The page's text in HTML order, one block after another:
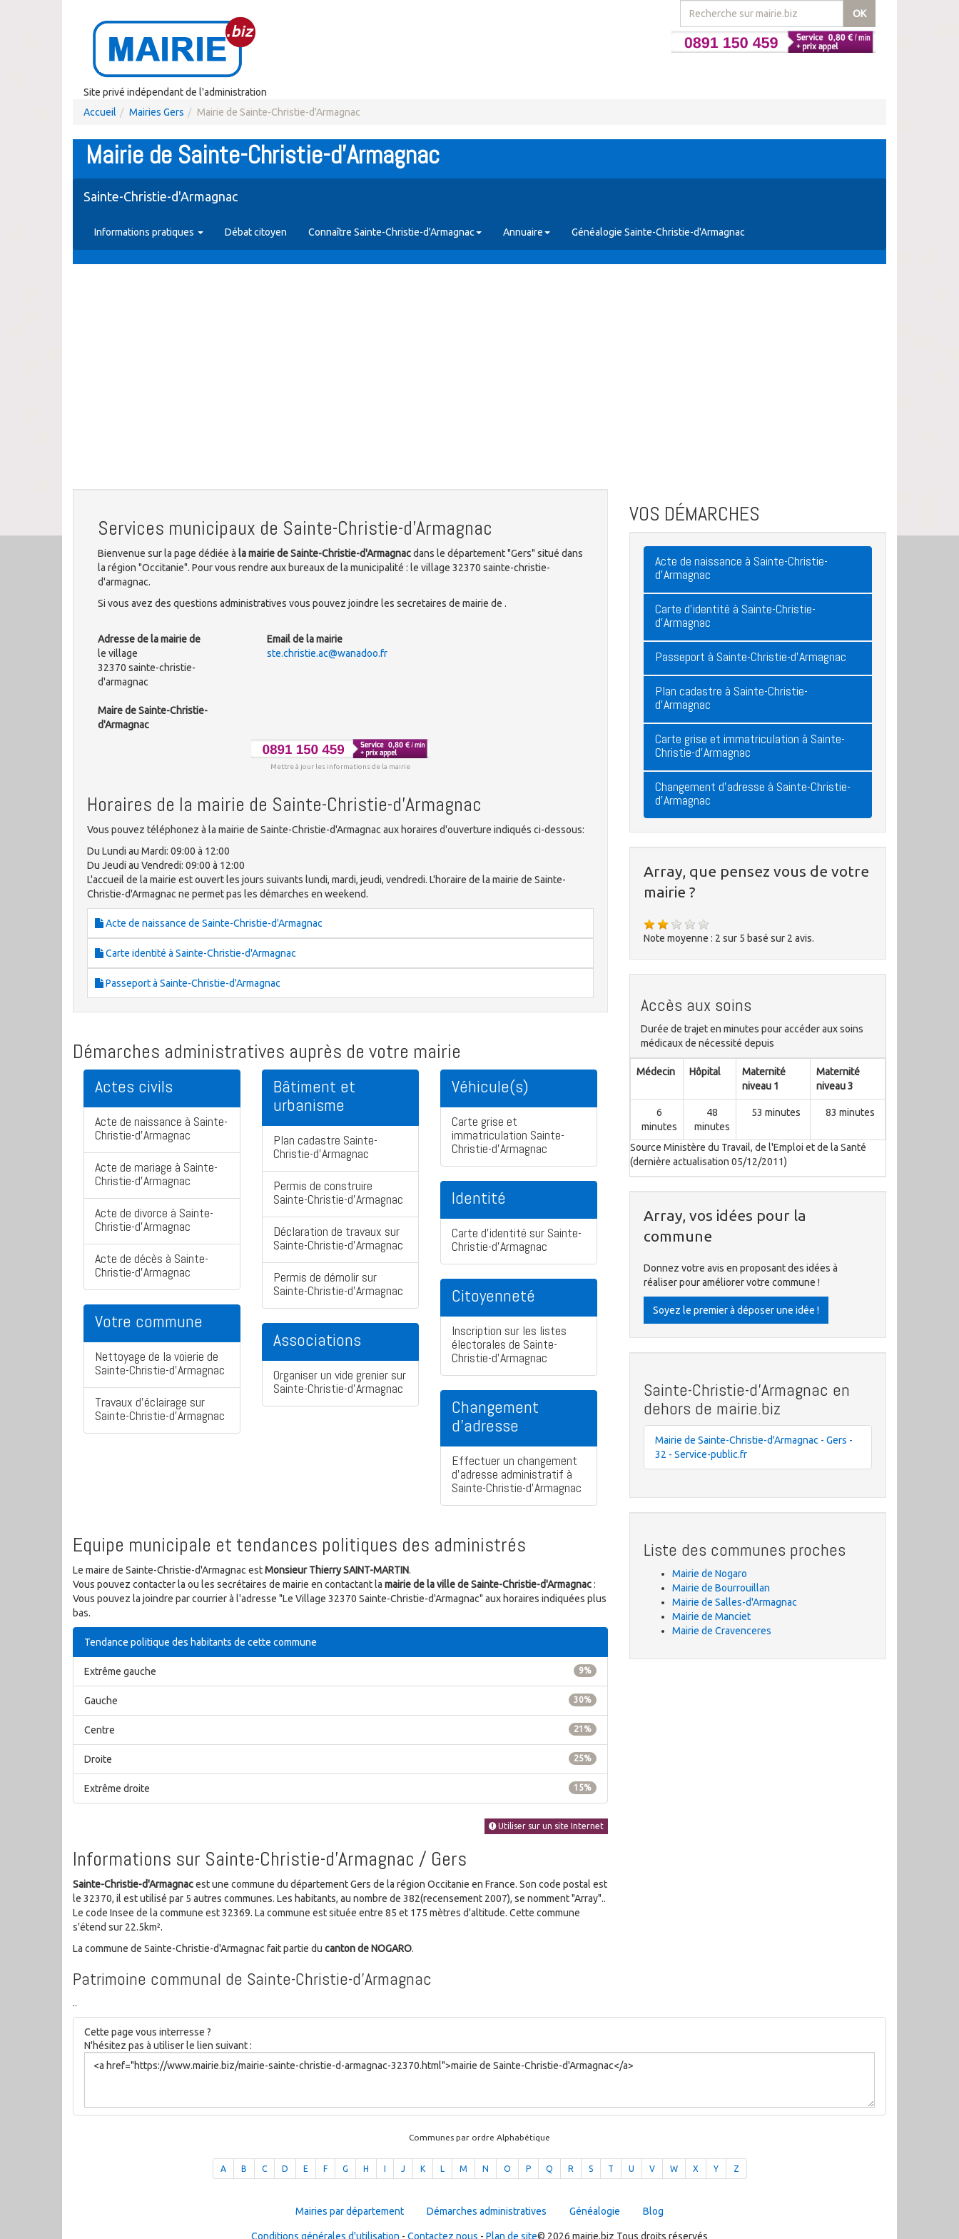
OK
Site privé indépendant de l'administration
Accueil
Mairies Gers Mairie de Sainte-Christie-d'Armagnac
Mairie de Sainte-Christie-d'Armagnac
Sainte-Christie-d'Armagnac
Informations pratiques Débat citoyen Connaître Sainte-Christie-d'Armagnac Annuaire Généalogie Sainte-Christie-d'Armagnac
Services municipaux de Sainte-Christie-d'Armagnac
Bienvenue sur la page dédiée à la mairie de Sainte-Christie-d'Armagnacdans le département "Gers" situé dans
la région "Occitanie". Pour vous rendre aux bureaux de la municipalité : le village 32370 sainte-christie-
d'armagnac.
Si vous avez des questions administratives vous pouvez joindre les secretaires de mairie de .
Adresse de la mairie de
le village
32370 sainte-christie-
d'armagnac
Maire de Sainte-Christie-
d'Armagnac
Email de la mairie
ste.christie.ac@wanadoo.fr
Mettre à jour les informations de la mairie
Horaires de la mairie de Sainte-Christie-d'Armagnac
Vous pouvez téléphonez à la mairie de Sainte-Christie-d'Armagnac aux horaires d'ouverture indiqués ci-dessous:
Du Lundi au Mardi: 09:00 à 12:00
Du Jeudi au Vendredi: 09:00 à 12:00
L'accueil de la mairie est ouvert les jours suivants lundi, mardi, jeudi, vendredi. L'horaire de la mairie de Sainte-
Christie-d'Armagnac ne permet pas les démarches en weekend.
Acte de naissance de Sainte-Christie-d'Armagnac
Carte identité à Sainte-Christie-d'Armagnac
Passeport à Sainte-Christie-d'Armagnac
Démarches administratives auprès de votre mairie
Actes civils
Acte de naissance à Sainte-
Christie-d'Armagnac
Acte de mariage à Sainte-
Christie-d'Armagnac
Acte de divorce à Sainte-
Christie-d'Armagnac
Acte de décès à Sainte-
Christie-d'Armagnac
Votre commune
Nettoyage de la voierie de
Sainte-Christie-d'Armagnac
Travaux d'éclairage sur
Sainte-Christie-d'Armagnac
Bâtiment et
urbanisme
Plan cadastre Sainte-
Christie-d'Armagnac
Permis de construire
Sainte-Christie-d'Armagnac
Déclaration de travaux sur
Sainte-Christie-d'Armagnac
Permis de démolir sur
Sainte-Christie-d'Armagnac
Associations
Organiser un vide grenier sur
Sainte-Christie-d'Armagnac
Véhicule(s)
Carte grise et
immatriculation Sainte-
Christie-d'Armagnac
Identité
Carte d'identité sur Sainte-
Christie-d'Armagnac
Citoyenneté
Inscription sur les listes
électorales de Sainte-
Christie-d'Armagnac
Changement
d'adresse
Effectuer un changement
d'adresse administratif à
Sainte-Christie-d'Armagnac
Equipe municipale et tendances politiques des administrés
Le maire de Sainte-Christie-d'Armagnac estMonsieur Thierry SAINT-MARTIN.
Vous pouvez contacter la ou les secrétaires de mairie en contactant la mairie de la ville de Sainte-Christie-d'Armagnac:
Vous pouvez la joindre par courrier à l'adresse "Le Village 32370 Sainte-Christie-d'Armagnac" aux horaires indiquées plus
bas.
Tendance politique des habitants de cette commune
9%
Extrême gauche
30%
Gauche
21%
Centre
25%
Droite
15%
Extrême droite
Utiliser sur un site Internet
Informations sur Sainte-Christie-d'Armagnac / Gers
Sainte-Christie-d'Armagnacest une commune du département Gers de la région Occitanie en France. Son code postal est
le 32370, il est utilisé par 5 autres communes. Les habitants, au nombre de 382(recensement 2007), se nomment "Array"..
Le code Insee de la commune est 32369. La commune est située entre 85 et 175 mètres d'altitude. Cette commune
s'étend sur 22.5km².
La commune de Sainte-Christie-d'Armagnac fait partie du canton de NOGARO.
Patrimoine communal de Sainte-Christie-d'Armagnac
..
VOS DÉMARCHES
Acte de naissance à Sainte-Christie-
d'Armagnac
Carte d'identité à Sainte-Christie-
d'Armagnac
Passeport à Sainte-Christie-d'Armagnac
Plan cadastre à Sainte-Christie-
d'Armagnac
Carte grise et immatriculation à Sainte-
Christie-d'Armagnac
Changement d'adresse à Sainte-Christie-
d'Armagnac
Array, que pensez vous de votre
mairie ?
Note moyenne : 2 sur 5 basé sur 2 avis.
Accès aux soins
Durée de trajet en minutes pour accéder aux soins
médicaux de nécessité depuis
Médecin Hôpital
Maternité
niveau 1
Maternité
niveau 3
6
minutes
48
minutes
53 minutes 83 minutes
Source Ministère du Travail, de l'Emploi et de la Santé
(dernière actualisation 05/12/2011)
Array, vos idées pour la
commune
Donnez votre avis en proposant des idées à
réaliser pour améliorer votre commune !
Soyez le premier à déposer une idée !
Sainte-Christie-d'Armagnac en
dehors de mairie.biz
Mairie de Sainte-Christie-d'Armagnac - Gers -
32 - Service-public.fr
Liste des communes proches
Mairie de Nogaro
Mairie de Bourrouillan
Mairie de Salles-d'Armagnac
Mairie de Manciet
Mairie de Cravenceres
Cette page vous interresse ?
N'hésitez pas à utiliser le lien suivant :
Communes par ordre Alphabétique
A B C D E F G H I J K L M N O P Q R S T U V W X Y Z
Mairies par département Démarches administratives Généalogie Blog
Conditions générales d'utilisation - Contactez nous - Plan de site© 2026 mairie.biz Tous droits réservés